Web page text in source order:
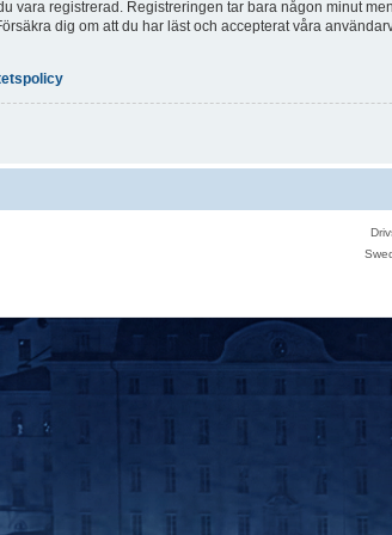
vara registrerad. Registreringen tar bara någon minut
dig om att du har läst och accepterat våra